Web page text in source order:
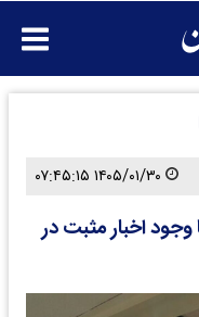
اخبار مثبت در